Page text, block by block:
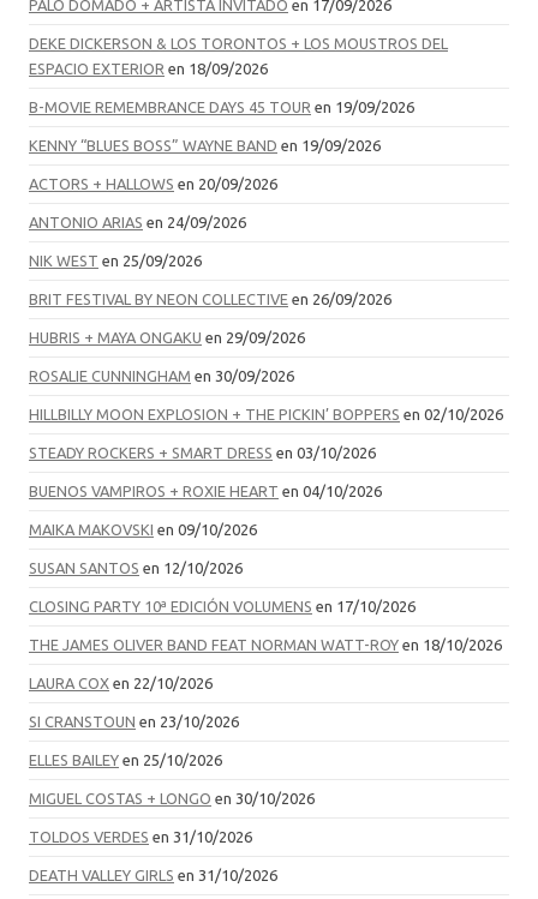
PALO DOMADO + ARTISTA INVITADO en 17/09/2026
DEKE DICKERSON & LOS TORONTOS + LOS MOUSTROS DEL
ESPACIO EXTERIOR en 18/09/2026
B-MOVIE REMEMBRANCE DAYS 45 TOUR en 19/09/2026
KENNY “BLUES BOSS” WAYNE BAND en 19/09/2026
ACTORS + HALLOWS en 20/09/2026
ANTONIO ARIAS en 24/09/2026
NIK WEST en 25/09/2026
BRIT FESTIVAL BY NEON COLLECTIVE en 26/09/2026
HUBRIS + MAYA ONGAKU en 29/09/2026
ROSALIE CUNNINGHAM en 30/09/2026
HILLBILLY MOON EXPLOSION + THE PICKIN’ BOPPERS en 02/10/2026
STEADY ROCKERS + SMART DRESS en 03/10/2026
BUENOS VAMPIROS + ROXIE HEART en 04/10/2026
MAIKA MAKOVSKI en 09/10/2026
SUSAN SANTOS en 12/10/2026
CLOSING PARTY 10ª EDICIÓN VOLUMENS en 17/10/2026
THE JAMES OLIVER BAND FEAT NORMAN WATT-ROY en 18/10/2026
LAURA COX en 22/10/2026
SI CRANSTOUN en 23/10/2026
ELLES BAILEY en 25/10/2026
MIGUEL COSTAS + LONGO en 30/10/2026
TOLDOS VERDES en 31/10/2026
DEATH VALLEY GIRLS en 31/10/2026